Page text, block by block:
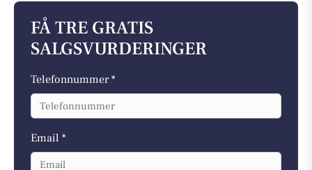
FÅ TRE GRATIS
SALGSVURDERINGER
Telefonnummer *
Email *